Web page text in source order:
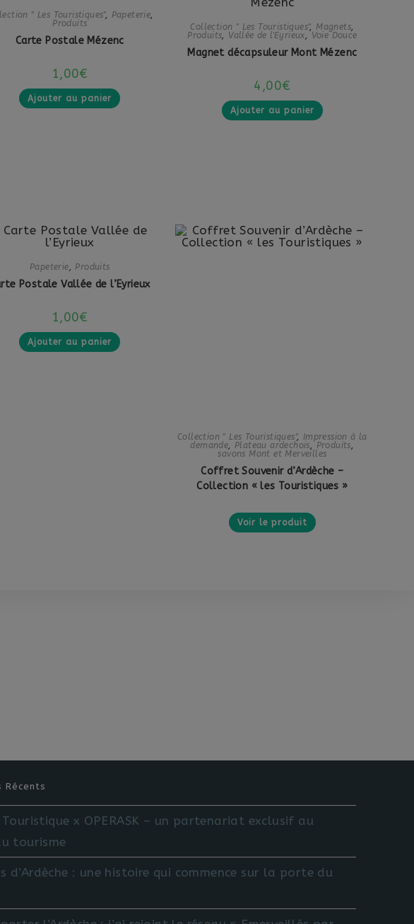
" Les Touristiques", Papeterie,
Produits
Carte Postale Mézenc
1,00€
Ajouter au panier
Collection " Les Touristiques", Magnets,
Produits, Vallée de l'Eyrieux, Voie Douce
Magnet décapsuleur Mont Mézenc
4,00€
Ajouter au panier
Papeterie Produits
Postale Vallée de l’Eyrieux
1,00€
Ajouter au panier
Collection " Les Touristiques", Impression à la
demande
Plateau ardechois , Produits
savons Mont et Merveilles
Coffret Souvenir d’Ardèche –
Collection « les Touristiques »
Voir le produit
Récents
Touristique x OPERASK – un partenariat exclusif au
tourisme
d’Ardèche : une histoire qui commence sur la porte du